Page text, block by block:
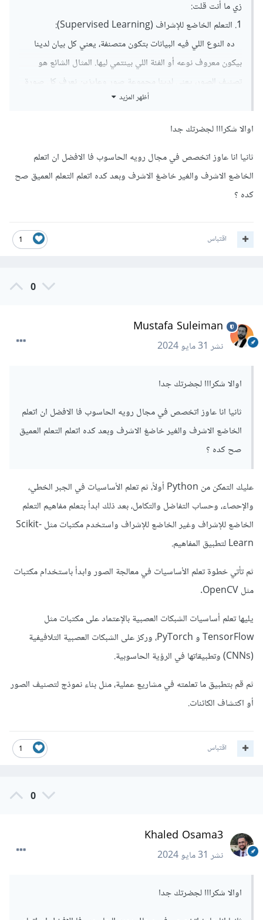
زي ما أنت قلت:
1. التعلم الخاضع للإشراف (Supervised Learning):
ده النوع اللي فيه البيانات بتكون متصنفة، يعني كل بيان لدينا
بيكون معروف نوعه أو الفئة اللي بينتمي ليها. المثال الشائع هو
تصنيف الصور، يعني لدينا مجموعة صور وعايزين نعرف كل صورة
هنا البيانات ما بتبقاش متصنفة، يعني مش عارفين كل بيان ينتمي
لفئة إيه. بنستخدم النوع ده لايجاد أنماط أو تجمعات في البيانات.
مثال على ده هو تجميع العملاء حسب تصرفاتهم في الشراء.
ده نوع بين الاثنين، يعني لدينا بعض البيانات متصنفة وبعض
البيانات غير متصنفة. بنستخدم النوع ده لما يكون لدينا بيانات كتير
بتاخد قرارات وبناء على نتيجة القرار (إيجابي أو سلبي) بتتعلم
تحسن من قراراتها المستقبلية. مثال على ده هو الألعاب، زي لعبة
هل لازم تتعلم كل الأنواع؟
الجواب البسيط هو: لأ، مش لازم تتعلم كل الأنواع من الأول. أفضل
حاجة تبدأ تتعلم الأساسيات في كل نوع، وبعد كده تقدر تتخصص
في النوع اللي يناسب اهتمامك أو المجال اللي عايز تشتغل فيه.
- اذا كنت مهتم بتحليل البيانات والتنبؤات، ممكن تركز على التعلم
الخاضع للإشراف.
- اذا كنت شغلك هيكون أكتر في تجميع البيانات وتصنيفها، يبقى
التعلم غير الخاضع للإشراف هيكون مناسب ليك.
- اذا كنت عندك مشروع فيه بيانات كتير مش متصنفة وتريد ان
تستفيد منها، ممكن تتعلم التعلم شبه الخاضع للإشراف.
بشكل مستقل، يبقى التعلم المُعزز هيكون مناسب ليك.
في النهاية، اختيارك للتخصص يعتمد على اهتماماتك والمجال الذي
تريد العمل فيه. لا توجد مشكلة في أن تبدأ بتعلم الأساسيات في
جميع الأنواع، ثم تختار النوع الذي ترى أنك ستتميز فيه.
أظهر المزيد
اوالا شكرااا لجضرتك جدا
ثانيا انا عاوز اتخصص في مجال رويه الحاسوب فا الافضل ان اتعلم
الخاضع الاشرف والغير خاضغ الاشرف وبعد كده اتعلم التعلم العميق صح
كده ؟
1 اقتباس
0
Mustafa Suleiman
نشر31 مايو 2024
اوالا شكرااا لجضرتك جدا
ثانيا انا عاوز اتخصص في مجال رويه الحاسوب فا الافضل ان اتعلم
الخاضع الاشرف والغير خاضغ الاشرف وبعد كده اتعلم التعلم العميق
صح كده ؟
عليك التمكن من Python أولاً، ثم تعلم الأساسيات في الجبر الخطي،
والإحصاء، وحساب التفاضل والتكامل، بعد ذلك ابدأ بتعلم مفاهيم التعلم
الخاضع للإشراف وغير الخاضع للإشراف واستخدم مكتبات مثل Scikit-
Learn لتطبيق المفاهيم.
ثم تأتي خطوة تعلم الأساسيات في معالجة الصور وابدأ باستخدام مكتبات
مثل OpenCV.
يليها تعلم أساسيات الشبكات العصبية بالإعتماد على مكتبات مثل
TensorFlow و PyTorch، وركز على الشبكات العصبية التلافيفية
ثم قم بتطبيق ما تعلمته في مشاريع عملية، مثل بناء نموذج لتصنيف الصور
أو اكتشاف الكائنات.
1 اقتباس
0
Khaled Osama3
نشر31 مايو 2024
اوالا شكرااا لجضرتك جدا